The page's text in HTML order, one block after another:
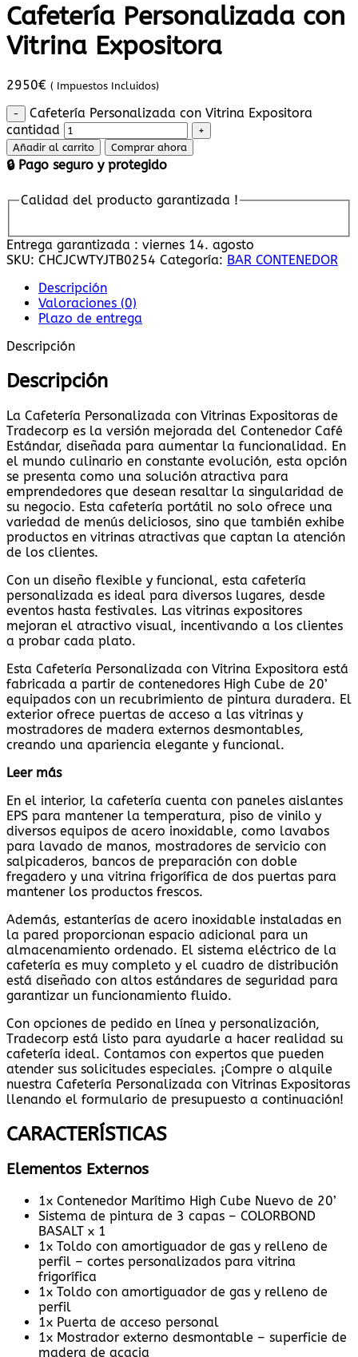
Cafetería Personalizada con
Vitrina Expositora
2950€ ( Impuestos Incluidos)
Cafetería Personalizada con Vitrina Expositora
cantidad
Añadir al carrito Comprar ahora
🔒 Pago seguro y protegido
Calidad del producto garantizada !
Entrega garantizada : viernes 14. agosto
SKU: CHCJCWTYJTB0254 Categoría: BAR CONTENEDOR
Descripción
Valoraciones (0)
Plazo de entrega
Descripción
Descripción
La Cafetería Personalizada con Vitrinas Expositoras de
Tradecorp es la versión mejorada del Contenedor Café
Estándar, diseñada para aumentar la funcionalidad. En
el mundo culinario en constante evolución, esta opción
se presenta como una solución atractiva para
emprendedores que desean resaltar la singularidad de
su negocio. Esta cafetería portátil no solo ofrece una
variedad de menús deliciosos, sino que también exhibe
productos en vitrinas atractivas que captan la atención
de los clientes.
Con un diseño flexible y funcional, esta cafetería
personalizada es ideal para diversos lugares, desde
eventos hasta festivales. Las vitrinas expositores
mejoran el atractivo visual, incentivando a los clientes
a probar cada plato.
Esta Cafetería Personalizada con Vitrina Expositora está
fabricada a partir de contenedores High Cube de 20’
equipados con un recubrimiento de pintura duradera. El
exterior ofrece puertas de acceso a las vitrinas y
mostradores de madera externos desmontables,
creando una apariencia elegante y funcional.
Leer más
En el interior, la cafetería cuenta con paneles aislantes
EPS para mantener la temperatura, piso de vinilo y
diversos equipos de acero inoxidable, como lavabos
para lavado de manos, mostradores de servicio con
salpicaderos, bancos de preparación con doble
fregadero y una vitrina frigorífica de dos puertas para
mantener los productos frescos.
Además, estanterías de acero inoxidable instaladas en
la pared proporcionan espacio adicional para un
almacenamiento ordenado. El sistema eléctrico de la
cafetería es muy completo y el cuadro de distribución
está diseñado con altos estándares de seguridad para
garantizar un funcionamiento fluido.
Con opciones de pedido en línea y personalización,
Tradecorp está listo para ayudarle a hacer realidad su
cafetería ideal. Contamos con expertos que pueden
atender sus solicitudes especiales. ¡Compre o alquile
nuestra Cafetería Personalizada con Vitrinas Expositoras
llenando el formulario de presupuesto a continuación!
CARACTERÍSTICAS
Elementos Externos
1x Contenedor Marítimo High Cube Nuevo de 20’
Sistema de pintura de 3 capas – COLORBOND
BASALT x 1
1x Toldo con amortiguador de gas y relleno de
perfil – cortes personalizados para vitrina
frigorífica
1x Toldo con amortiguador de gas y relleno de
perfil
1x Puerta de acceso personal
1x Mostrador externo desmontable – superficie de
madera de acacia